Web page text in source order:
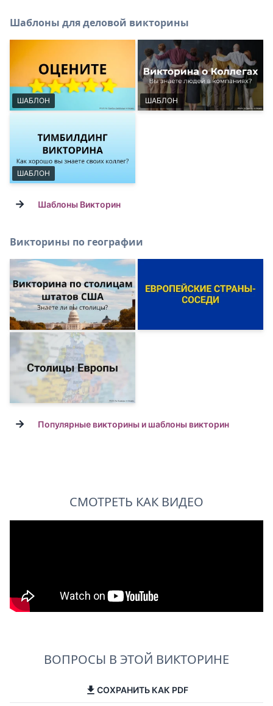
Шаблоны для деловой викторины
ШАБЛОН ШАБЛОН
ШАБЛОН
→ Шаблоны Викторин
Викторины по географии
→ Популярные викторины и шаблоны викторин
СМОТРЕТЬ КАК ВИДЕО
ВОПРОСЫ В ЭТОЙ ВИКТОРИНЕ
СОХРАНИТЬ КАК PDF